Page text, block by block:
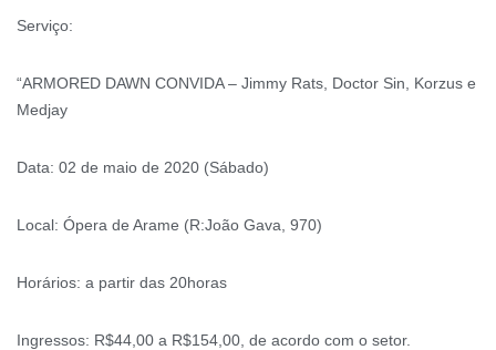
Serviço:
“ARMORED DAWN CONVIDA – Jimmy Rats, Doctor Sin, Korzus e
Medjay
Data: 02 de maio de 2020 (Sábado)
Local: Ópera de Arame (R:João Gava, 970)
Horários: a partir das 20horas
Ingressos: R$44,00 a R$154,00, de acordo com o setor.